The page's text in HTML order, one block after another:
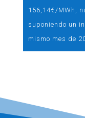
156,14€/MWh,
suponiendo un
mismo mes de